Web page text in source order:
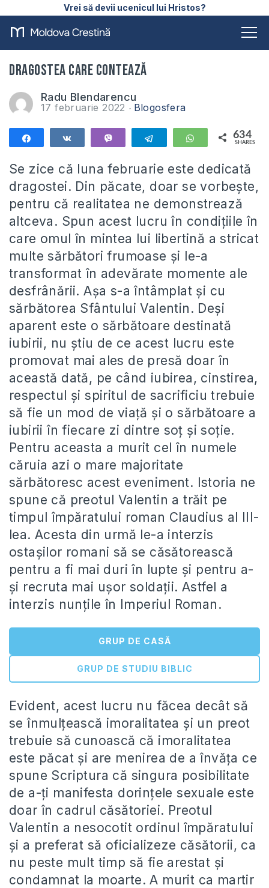
Vrei să devii ucenicul lui Hristos?
Dragostea care contează
Radu Blendarencu
17 februarie 2022 Blogosfera
Telegram WhatsApp
634
SHARES
Se zice că luna februarie este dedicată
dragostei. Din păcate, doar se vorbește,
pentru că realitatea ne demonstrează
altceva. Spun acest lucru în condițiile în
care omul în mintea lui libertină a stricat
multe sărbători frumoase și le-a
transformat în adevărate momente ale
desfrânării. Așa s-a întâmplat și cu
sărbătorea Sfântului Valentin. Deși
aparent este o sărbătoare destinată
iubirii, nu știu de ce acest lucru este
promovat mai ales de presă doar în
această dată, pe când iubirea, cinstirea,
respectul și spiritul de sacrificiu trebuie
să fie un mod de viață și o sărbătoare a
iubirii în fiecare zi dintre soț și soție.
Pentru aceasta a murit cel în numele
căruia azi o mare majoritate
sărbătoresc acest eveniment. Istoria ne
spune că preotul Valentin a trăit pe
timpul împăratului roman Claudius al III-
lea. Acesta din urmă le-a interzis
ostașilor romani să se căsătorească
pentru a fi mai duri în lupte și pentru a-
și recruta mai ușor soldații. Astfel a
interzis nunțile în Imperiul Roman.
GRUP DE CASĂ
GRUP DE STUDIU BIBLIC
Evident, acest lucru nu făcea decât să
se înmulțească imoralitatea și un preot
trebuie să cunoască că imoralitatea
este păcat și are menirea de a învăța ce
spune Scriptura că singura posibilitate
de a-ți manifesta dorințele sexuale este
doar în cadrul căsătoriei. Preotul
Valentin a nesocotit ordinul împăratului
și a preferat să oficializeze căsătorii, ca
nu peste mult timp să fie arestat și
condamnat la moarte. A murit ca martir